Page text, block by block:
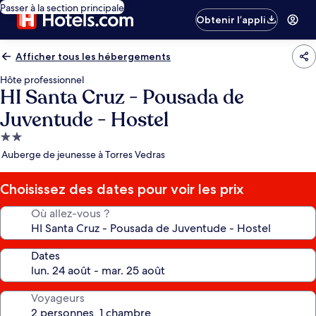
Passer à la section principale
Obtenir l’appli
Afficher tous les hébergements
Hôte professionnel
HI Santa Cruz - Pousada de
Juventude - Hostel
Hébergement
2.0 étoiles
Auberge de jeunesse à Torres Vedras
Choisissez des dates pour voir les prix
Où allez-vous ?
Dates
Voyageurs